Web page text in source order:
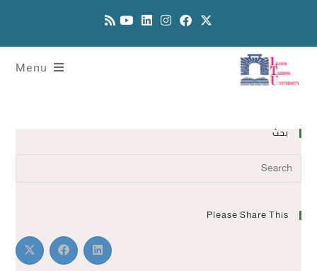
Menu
بحث
Please Share This